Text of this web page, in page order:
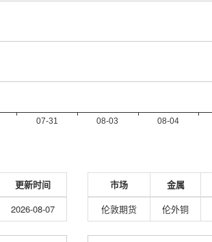
更新时间
2026-08-07
市场 金属
伦敦期货
伦外铜